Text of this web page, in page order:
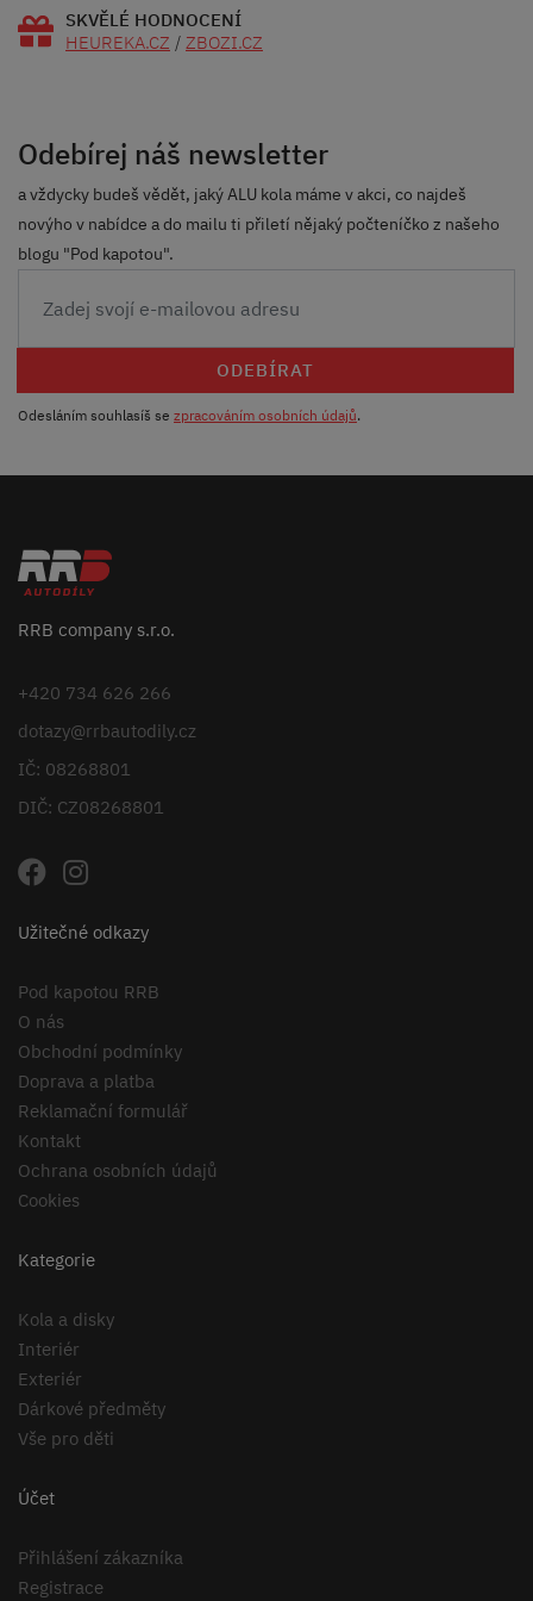
SKVĚLÉ HODNOCENÍ
HEUREKA.CZ / ZBOZI.CZ
Odebírej náš newsletter
a vždycky budeš vědět, jaký ALU kola máme v akci, co najdeš
novýho v nabídce a do mailu ti přiletí nějaký počteníčko z našeho
blogu "Pod kapotou".
ODEBÍRAT
Odesláním souhlasíš se zpracováním osobních údajů.
RRB company s.r.o.
+420 734 626 266
dotazy@rrbautodily.cz
IČ: 08268801
DIČ: CZ08268801
Užitečné odkazy
Pod kapotou RRB
O nás
Obchodní podmínky
Doprava a platba
Reklamační formulář
Kontakt
Ochrana osobních údajů
Cookies
Kategorie
Kola a disky
Interiér
Exteriér
Dárkové předměty
Vše pro děti
Účet
Přihlášení zákazníka
Registrace